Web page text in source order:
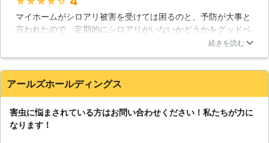
安心してご依頼ください。
豊富なスタッフが徹底したシロアリ駆
除でお客様に安心と安全をお届けいた
日本中で最も広く生息していて、シロ
かし、最近はヤマトシロアリよりも食
マイホームがシロアリ被害を受けては困るのと、予防が大事と
言われたので、定期的にシロアリがいないかどうかをグッドベ
アさんで点検して頂いています。今のところ、発生した形跡は
いると思います。これからもよろしくお願いします。
福岡県 糟屋郡篠栗町 2016年12月29日
続きを読む
アールズホールディングス
害虫に悩まされている方はお問い合わせください！私たちが力に
なります！